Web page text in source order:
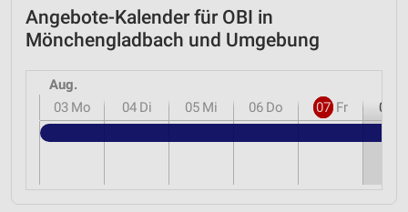
Angebote-Kalender für OBI in
Mönchengladbach und Umgebung
Aug.
03 Mo 04 Di 05 Mi 06 Do 07 Fr 08